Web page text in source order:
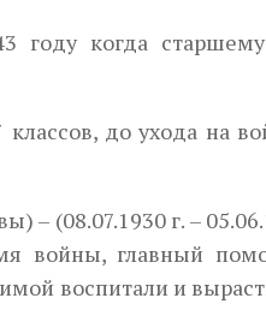
году когда
до ухода на
– (08.07.1930 г. –
войны, главный
воспитали и